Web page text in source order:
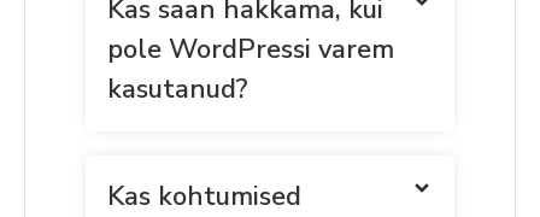
Kas saan hakkama, kui
pole WordPressi varem
kasutanud?
Kas kohtumised